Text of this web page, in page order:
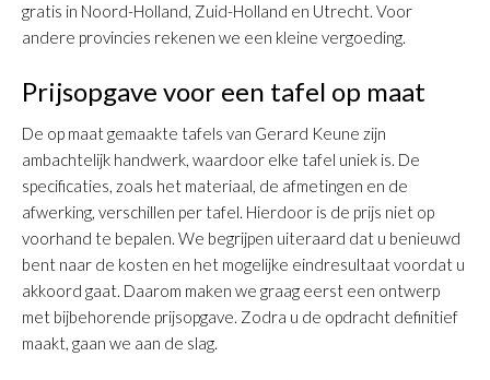
gratis in Noord-Holland, Zuid-Holland en Utrecht. Voor
andere provincies rekenen we een kleine vergoeding.
Prijsopgave voor een tafel op maat
De op maat gemaakte tafels van Gerard Keune zijn
ambachtelijk handwerk, waardoor elke tafel uniek is. De
specificaties, zoals het materiaal, de afmetingen en de
afwerking, verschillen per tafel. Hierdoor is de prijs niet op
voorhand te bepalen. We begrijpen uiteraard dat u benieuwd
bent naar de kosten en het mogelijke eindresultaat voordat u
akkoord gaat. Daarom maken we graag eerst een ontwerp
met bijbehorende prijsopgave. Zodra u de opdracht definitief
maakt, gaan we aan de slag.